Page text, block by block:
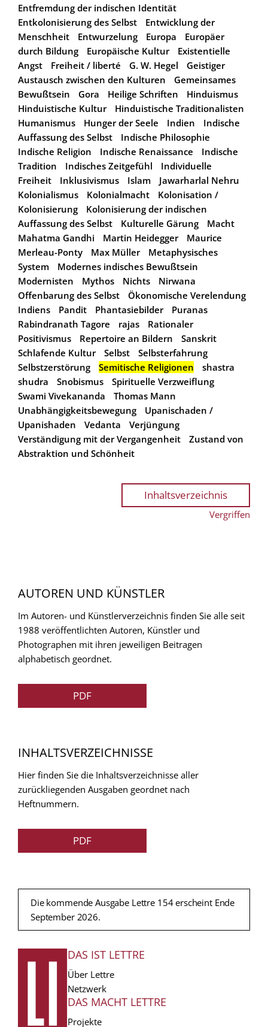
Entfremdung der indischen Identität
Entkolonisierung des Selbst
Entwicklung der
Menschheit
Entwurzelung Europa
Europäer
durch Bildung
Europäische Kultur
Existentielle
Angst
Freiheit / liberté G. W. Hegel
Geistiger
Austausch zwischen den Kulturen
Gemeinsames
Bewußtsein
Gora Heilige Schriften
Hinduismus
Hinduistische Kultur
Hinduistische Traditionalisten
Humanismus
Hunger der Seele Indien
Indische
Auffassung des Selbst
Indische Philosophie
Indische Religion
Indische Renaissance
Indische
Tradition
Indisches Zeitgefühl
Individuelle
Freiheit
Inklusivismus Islam
Jawarharlal Nehru
Kolonialismus
Kolonialmacht
Kolonisation /
Kolonisierung
Kolonisierung der indischen
Auffassung des Selbst
Kulturelle Gärung
Macht
Mahatma Gandhi
Martin Heidegger
Maurice
Merleau-Ponty
Max Müller
Metaphysisches
System
Modernes indisches Bewußtsein
Modernisten
Mythos Nichts
Nirwana
Offenbarung des Selbst
Ökonomische Verelendung
Indiens
Pandit Phantasiebilder
Puranas
Rabindranath Tagore
rajas
Rationaler
Positivismus
Repertoire an Bildern
Sanskrit
Schlafende Kultur
Selbst
Selbsterfahrung
Selbstzerstörung
Semitische Religionen
shastra
shudra
Snobismus
Spirituelle Verzweiflung
Swami Vivekananda
Thomas Mann
Unabhängigkeitsbewegung
Upanischaden /
Upanishaden
Vedanta
Verjüngung
Verständigung mit der Vergangenheit
Zustand von
Abstraktion und Schönheit
Inhaltsverzeichnis
Vergriffen
AUTOREN UND KÜNSTLER
Im Autoren- und Künstlerverzeichnis finden Sie alle seit
1988 veröffentlichten Autoren, Künstler und
Photographen mit ihren jeweiligen Beitragen
alphabetisch geordnet.
PDF
INHALTSVERZEICHNISSE
Hier finden Sie die Inhaltsverzeichnisse aller
zurückliegenden Ausgaben geordnet nach
Heftnummern.
PDF
Die kommende Ausgabe Lettre 154 erscheint Ende
September 2026.
FUSSZEILE
DAS IST LETTRE
Über Lettre
Netzwerk
DAS MACHT LETTRE
Projekte